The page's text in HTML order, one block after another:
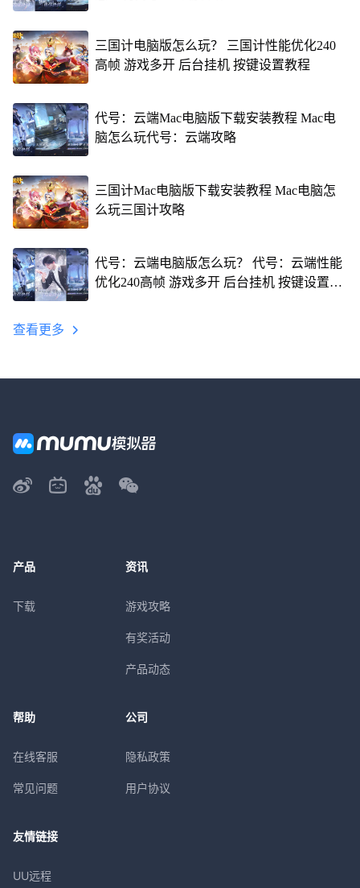
三国计电脑版怎么玩？ 三国计性能优化240
高帧 游戏多开 后台挂机 按键设置教程
代号：云端Mac电脑版下载安装教程 Mac电
脑怎么玩代号：云端攻略
三国计Mac电脑版下载安装教程 Mac电脑怎
么玩三国计攻略
代号：云端电脑版怎么玩？ 代号：云端性能
优化240高帧 游戏多开 后台挂机 按键设置教
查看更多
产品
下载
资讯
游戏攻略
有奖活动
产品动态
帮助
在线客服
常见问题
公司
隐私政策
用户协议
友情链接
UU远程